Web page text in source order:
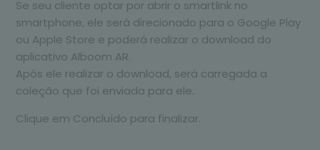
Se seu cliente optar por abrir o smartlink no
smartphone, ele será direcionado para o Google Play
ou Apple Store e poderá realizar o download do
aplicativo Alboom AR.
Após ele realizar o download, será carregada a
coleção que foi enviada para ele.
Clique em Concluído para finalizar.